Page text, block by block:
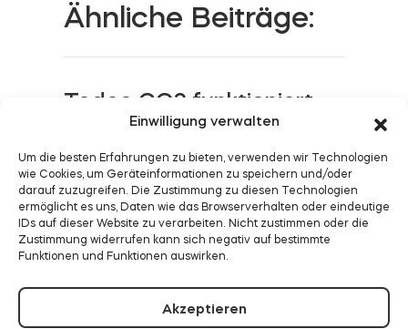
Einwilligung verwalten
Um die besten Erfahrungen zu bieten, verwenden wir Technologien
wie Cookies, um Geräteinformationen zu speichern und/oder
darauf zuzugreifen. Die Zustimmung zu diesen Technologien
ermöglicht es uns, Daten wie das Browserverhalten oder eindeutige
IDs auf dieser Website zu verarbeiten. Nicht zustimmen oder die
Zustimmung widerrufen kann sich negativ auf bestimmte
Funktionen und Funktionen auswirken.
Akzeptieren
Ähnliche Beiträge:
Tedee GO2 funktioniert
jetzt mit Matter. Dein
Tedee GO auch!
WEITERLESEN
Intelligente Sicherheit
aktiviert: Tedee